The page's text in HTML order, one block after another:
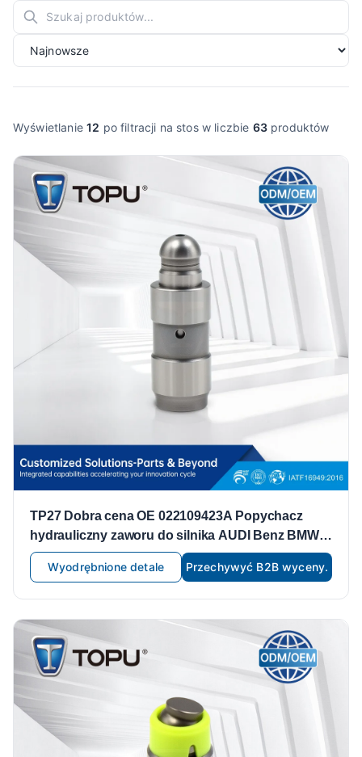
Wyświetlanie 12 po filtracji na stos w liczbie 63 produktów
TP27 Dobra cena OE 022109423A Popychacz
hydrauliczny zaworu do silnika AUDI Benz BMW
vw BVJ CDZ
Wyodrębnione detale
Przechywyć B2B wyceny.